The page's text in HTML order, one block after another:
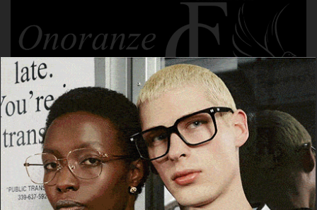
POTREBBE PIACERTI ANCHE